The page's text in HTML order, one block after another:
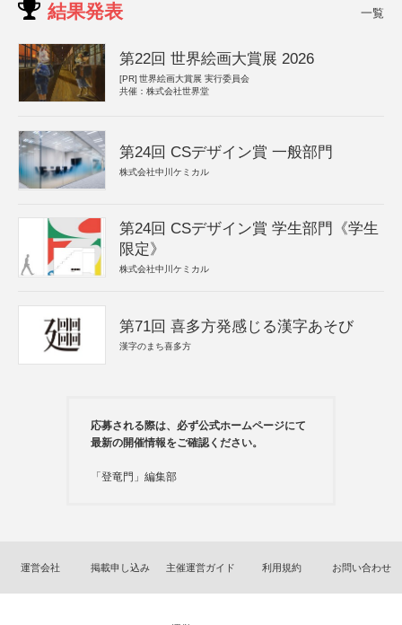
結果発表 一覧
第22回 世界絵画大賞展 2026
[PR] 世界絵画大賞展 実行委員会
共催：株式会社世界堂
第24回 CSデザイン賞 一般部門
株式会社中川ケミカル
第24回 CSデザイン賞 学生部門《学生
限定》
株式会社中川ケミカル
第71回 喜多方発感じる漢字あそび
漢字のまち喜多方
応募される際は、必ず公式ホームページにて
最新の開催情報をご確認ください。
「登竜門」編集部
運営会社 掲載申し込み 主催運営ガイド 利用規約 お問い合わせ